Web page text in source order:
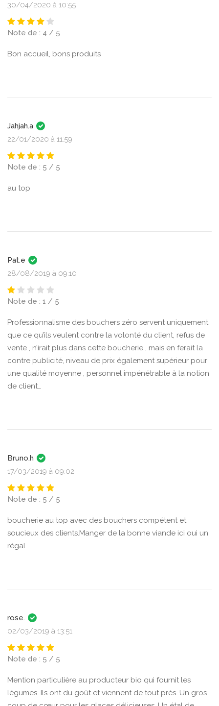
30/04/2020 à 10:55
Note de : 4 / 5
Bon accueil, bons produits
Jahjah.a
22/01/2020 à 11:59
Note de : 5 / 5
au top
Pat.e
28/08/2019 à 09:10
Note de : 1 / 5
Professionnalisme des bouchers zéro servent uniquement
que ce qu’ils veulent contre la volonté du client, refus de
vente , n’irait plus dans cette boucherie , mais en ferait la
contre publicité, niveau de prix également supérieur pour
une qualité moyenne , personnel impénétrable à la notion
de client…
Bruno.h
17/03/2019 à 09:02
Note de : 5 / 5
boucherie au top avec des bouchers compétent et
soucieux des clients.Manger de la bonne viande ici oui un
régal............
rose.
02/03/2019 à 13:51
Note de : 5 / 5
Mention particulière au producteur bio qui fournit les
légumes. Ils ont du goût et viennent de tout près. Un gros